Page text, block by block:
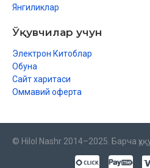
Янгиликлар
Ўқувчилар учун
Электрон Китоблар
Обуна
Сайт харитаси
Оммавий оферта
© Hilol Nashr 2014–2025. Барча